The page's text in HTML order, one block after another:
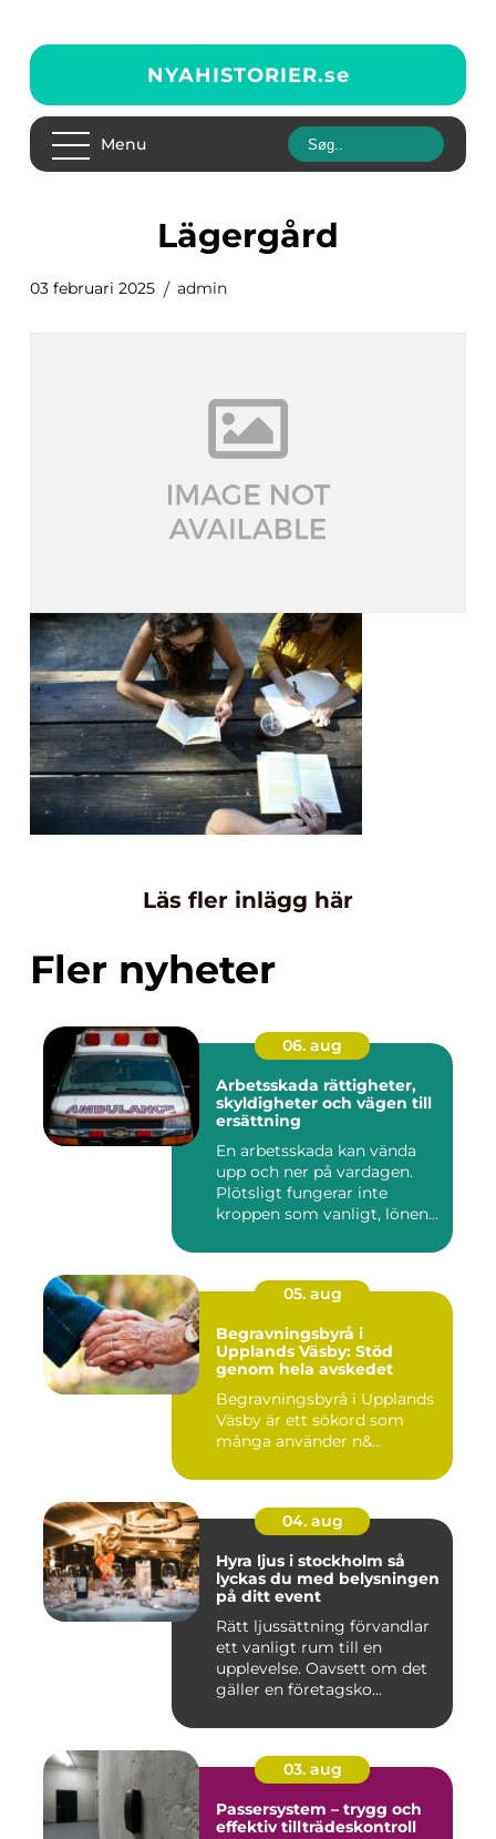
NYAHISTORIER.se
Menu
Lägergård
03 februari 2025 admin
Läs fler inlägg här
Fler nyheter
06. aug
Arbetsskada rättigheter,
skyldigheter och vägen till
ersättning
En arbetsskada kan vända
upp och ner på vardagen.
Plötsligt fungerar inte
kroppen som vanligt, lönen...
05. aug
Begravningsbyrå i
Upplands Väsby: Stöd
genom hela avskedet
Begravningsbyrå i Upplands
Väsby är ett sökord som
många använder n&...
04. aug
Hyra ljus i stockholm så
lyckas du med belysningen
på ditt event
Rätt ljussättning förvandlar
ett vanligt rum till en
upplevelse. Oavsett om det
gäller en företagsko...
03. aug
Passersystem – trygg och
effektiv tillträdeskontroll